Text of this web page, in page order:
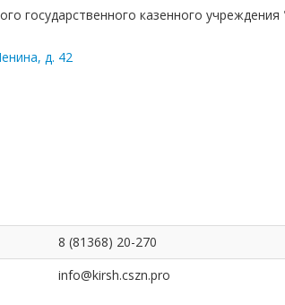
государственного казенного
д. 42
8 (81368) 20-270
info@kirsh.cszn.pro